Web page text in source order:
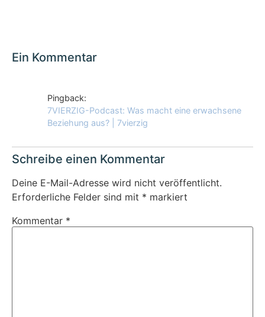
Ein Kommentar
Pingback:
7VIERZIG-Podcast: Was macht eine erwachsene
Beziehung aus? | 7vierzig
Schreibe einen Kommentar
Deine E-Mail-Adresse wird nicht veröffentlicht.
Erforderliche Felder sind mit * markiert
Kommentar *